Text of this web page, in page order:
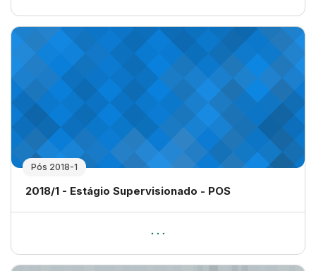
Pós 2018-1
Nome da disciplina
2018/1 - Estágio Supervisionado - POS